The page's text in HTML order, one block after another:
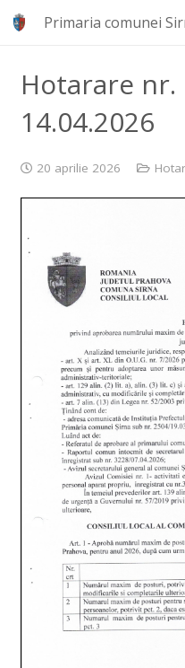
Primaria comunei
Hotarare
14.04.2026
20 aprilie 2026